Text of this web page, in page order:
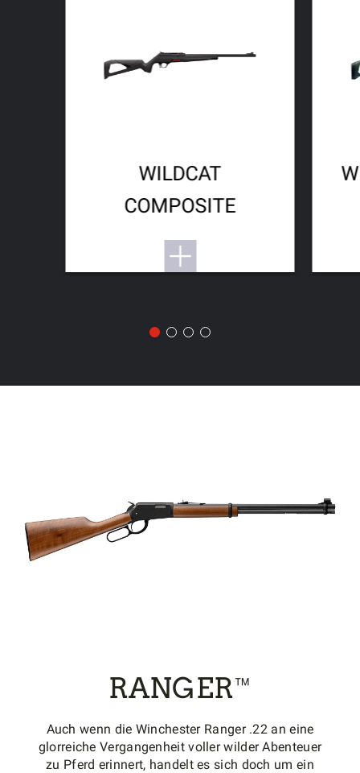
WILDCAT
COMPOSITE
RANGER™
Auch wenn die Winchester Ranger .22 an eine
glorreiche Vergangenheit voller wilder Abenteuer
zu Pferd erinnert, handelt es sich doch um ein